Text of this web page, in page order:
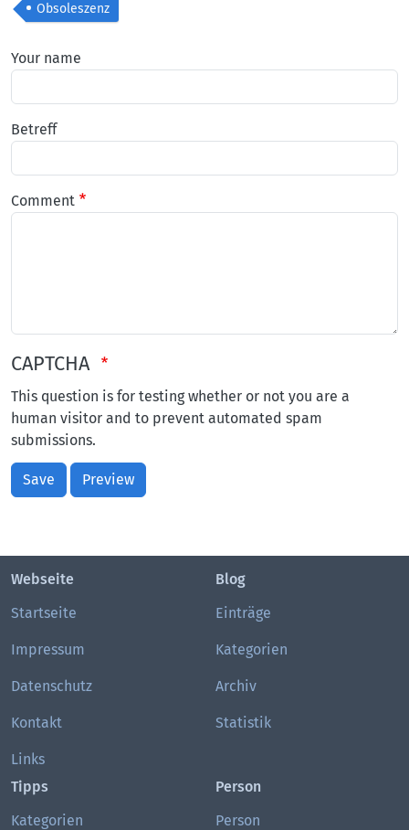
Obsoleszenz
Your name
Betreff
Comment
CAPTCHA
This question is for testing whether or not you are a
human visitor and to prevent automated spam
submissions.
Save Preview
Webseite
Startseite
Impressum
Datenschutz
Kontakt
Links
Blog
Einträge
Kategorien
Archiv
Statistik
Tipps
Kategorien
Person
Person